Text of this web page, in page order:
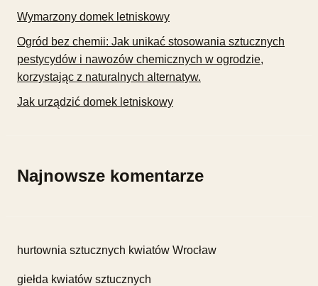
Wymarzony domek letniskowy
Ogród bez chemii: Jak unikać stosowania sztucznych
pestycydów i nawozów chemicznych w ogrodzie,
korzystając z naturalnych alternatyw.
Jak urządzić domek letniskowy
Najnowsze komentarze
hurtownia sztucznych kwiatów Wrocław
giełda kwiatów sztucznych